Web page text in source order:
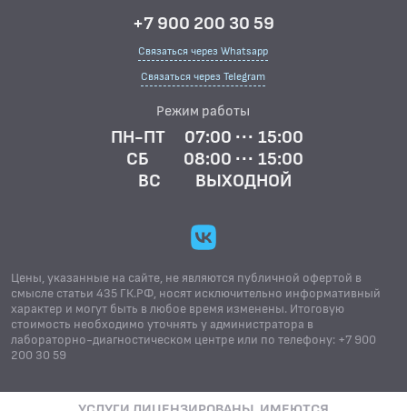
+7 900 200 30 59
Связаться через Whatsapp
Связаться через Telegram
Режим работы
ПН-ПТ
07:00 ··· 15:00
СБ
08:00 ··· 15:00
ВС
ВЫХОДНОЙ
Цены, указанные на сайте, не являются публичной офертой в
смысле статьи 435 ГК.РФ, носят исключительно информативный
характер и могут быть в любое время изменены. Итоговую
стоимость необходимо уточнять у администратора в
лабораторно-диагностическом центре или по телефону: +7 900
200 30 59